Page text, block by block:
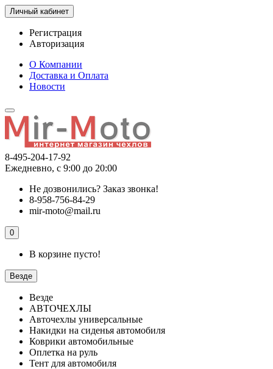
Личный кабинет
Регистрация
Авторизация
О Компании
Доставка и Оплата
Новости
8-495-204-17-92
Ежедневно, с 9:00 до 20:00
Не дозвонились? Заказ звонка!
8-958-756-84-29
mir-moto@mail.ru
0
В корзине пусто!
Везде
Везде
АВТОЧЕХЛЫ
Авточехлы универсальные
Накидки на сиденья автомобиля
Коврики автомобильные
Оплетка на руль
Тент для автомобиля